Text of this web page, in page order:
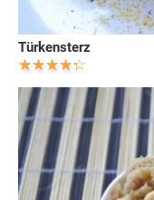
Türkensterz